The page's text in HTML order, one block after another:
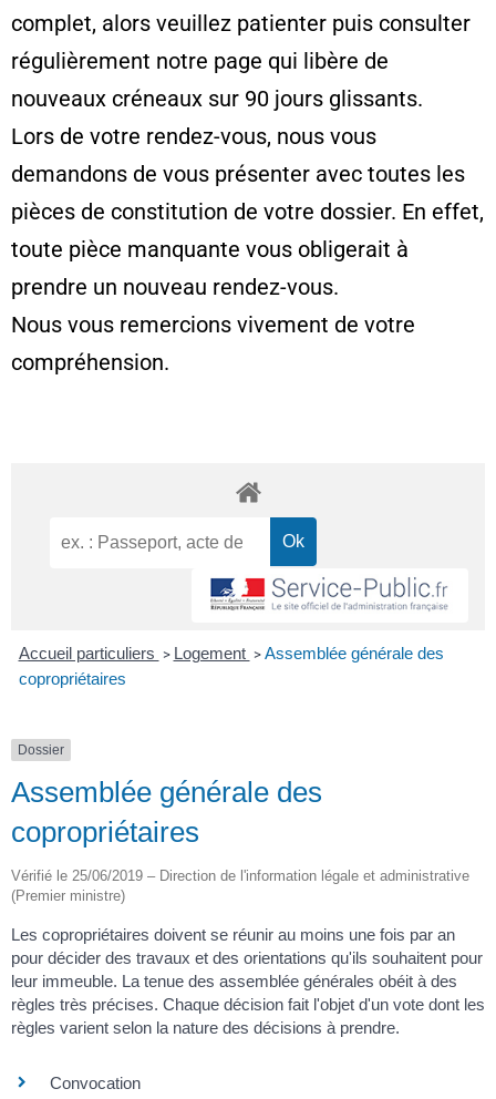
complet, alors veuillez patienter puis consulter
régulièrement notre page qui libère de
nouveaux créneaux sur 90 jours glissants.
Lors de votre rendez-vous, nous vous
demandons de vous présenter avec toutes les
pièces de constitution de votre dossier. En effet,
toute pièce manquante vous obligerait à
prendre un nouveau rendez-vous.
Nous vous remercions vivement de votre
compréhension.
Accueil particuliers > Logement > Assemblée générale des
copropriétaires
Dossier
Assemblée générale des
copropriétaires
Vérifié le 25/06/2019 – Direction de l'information légale et administrative
(Premier ministre)
Les copropriétaires doivent se réunir au moins une fois par an
pour décider des travaux et des orientations qu'ils souhaitent pour
leur immeuble. La tenue des assemblée générales obéit à des
règles très précises. Chaque décision fait l'objet d'un vote dont les
règles varient selon la nature des décisions à prendre.
Convocation